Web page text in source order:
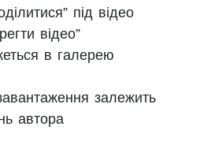
під відео
відео”
в галерею
залежить
автора